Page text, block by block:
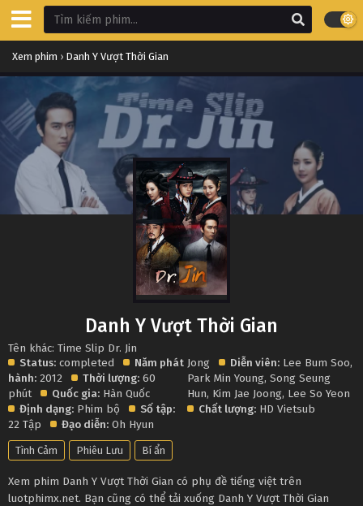
Xem phim › Danh Y Vượt Thời Gian
Danh Y Vượt Thời Gian
Tên khác: Time Slip Dr. Jin
Status: completed
Năm phát
hành: 2012 Thời lượng: 60
phút
Quốc gia: Hàn Quốc
Định dạng: Phim bộ
Số tập:
22 Tập
Đạo diễn: Oh Hyun
Jong Diễn viên: Lee Bum Soo,
Park Min Young,Song Seung
Hun, Kim Jae Joong, Lee So Yeon
Chất lượng: HD Vietsub
Tình Cảm Phiêu Lưu Bí ẩn
Xem phim Danh Y Vượt Thời Gian có phụ đề tiếng việt trên
luotphimx.net. Bạn cũng có thể tải xuống Danh Y Vượt Thời Gian